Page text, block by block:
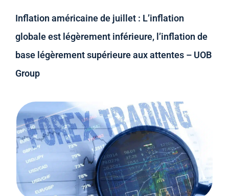
Inflation américaine de juillet : L’inflation
globale est légèrement inférieure, l’inflation de
base légèrement supérieure aux attentes – UOB
Group